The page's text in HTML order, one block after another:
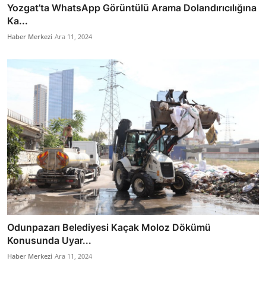
Yozgat’ta WhatsApp Görüntülü Arama Dolandırıcılığına
Ka...
Haber Merkezi Ara 11, 2024
Odunpazarı Belediyesi Kaçak Moloz Dökümü
Konusunda Uyar...
Haber Merkezi Ara 11, 2024